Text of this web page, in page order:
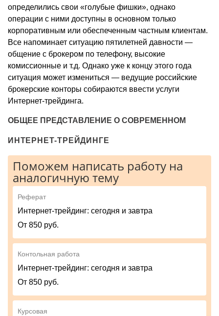
определились свои «голубые фишки», однако
операции с ними доступны в основном только
корпоративным или обеспеченным частным клиентам.
Все напоминает ситуацию пятилетней давности —
общение с брокером по телефону, высокие
комиссионные и т.д. Однако уже к концу этого года
ситуация может измениться — ведущие российские
брокерские конторы собираются ввести услуги
Интернет-трейдинга.
ОБЩЕЕ ПРЕДСТАВЛЕНИЕ О СОВРЕМЕННОМ
ИНТЕРНЕТ-ТРЕЙДИНГЕ
Поможем написать работу на
аналогичную тему
Реферат
Интернет-трейдинг: сегодня и завтра
От 850 руб.
Контольная работа
Интернет-трейдинг: сегодня и завтра
От 850 руб.
Курсовая